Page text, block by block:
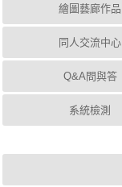
繪圖藝廊作品
同人交流中心
Q&A問與答
系統檢測